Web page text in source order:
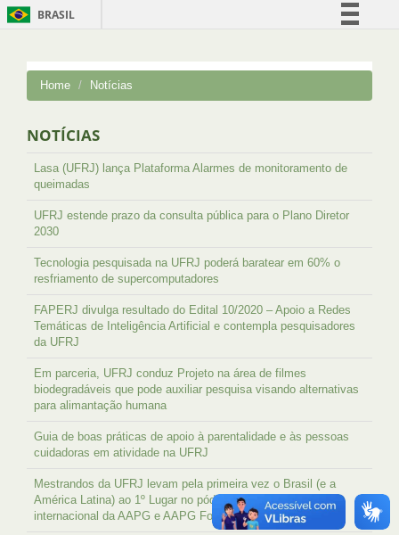
BRASIL
Comunica BR
Canais
Home Notícias
NOTÍCIAS
Lasa (UFRJ) lança Plataforma Alarmes de monitoramento de
queimadas
UFRJ estende prazo da consulta pública para o Plano Diretor
2030
Tecnologia pesquisada na UFRJ poderá baratear em 60% o
resfriamento de supercomputadores
FAPERJ divulga resultado do Edital 10/2020 – Apoio a Redes
Temáticas de Inteligência Artificial e contempla pesquisadores
da UFRJ
Em parceria, UFRJ conduz Projeto na área de filmes
biodegradáveis que pode auxiliar pesquisa visando alternativas
para alimantação humana
Guia de boas práticas de apoio à parentalidade e às pessoas
cuidadoras em atividade na UFRJ
Mestrandos da UFRJ levam pela primeira vez o Brasil (e a
América Latina) ao 1º Lugar no pódio dessa competição
internacional da AAPG e AAPG Foundation